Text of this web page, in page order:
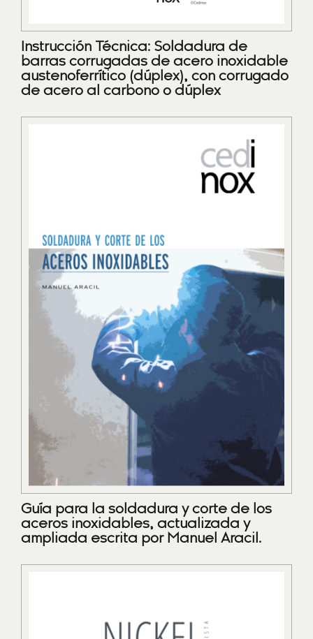
Instrucción Técnica: Soldadura de
barras corrugadas de acero inoxidable
austenoferrítico (dúplex), con corrugado
de acero al carbono o dúplex
Guía para la soldadura y corte de los
aceros inoxidables, actualizada y
ampliada escrita por Manuel Aracil.